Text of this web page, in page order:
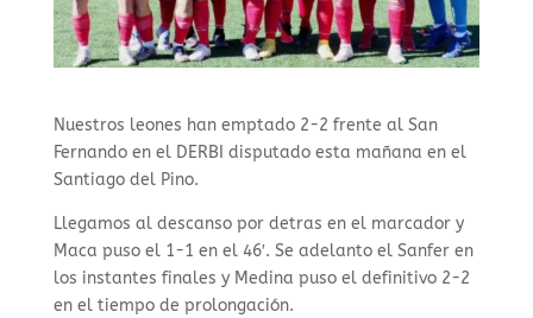
Nuestros leones han emptado 2-2 frente al San
Fernando en el DERBI disputado esta mañana en el
Santiago del Pino.
Llegamos al descanso por detras en el marcador y
Maca puso el 1-1 en el 46′. Se adelanto el Sanfer en
los instantes finales y Medina puso el definitivo 2-2
en el tiempo de prolongación.